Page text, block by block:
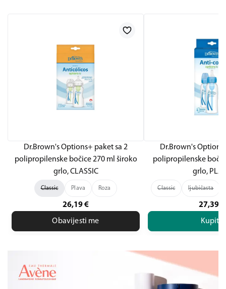
Dr.Brown's Options+ paket sa 2
polipropilenske bočice 270 ml široko
grlo, CLASSIC
Classic Plava Roza
26,19€
Obavijesti me
Dr.Brown's
polipropilenske
grlo,
Classic ljubičasta
27,39
Kupite